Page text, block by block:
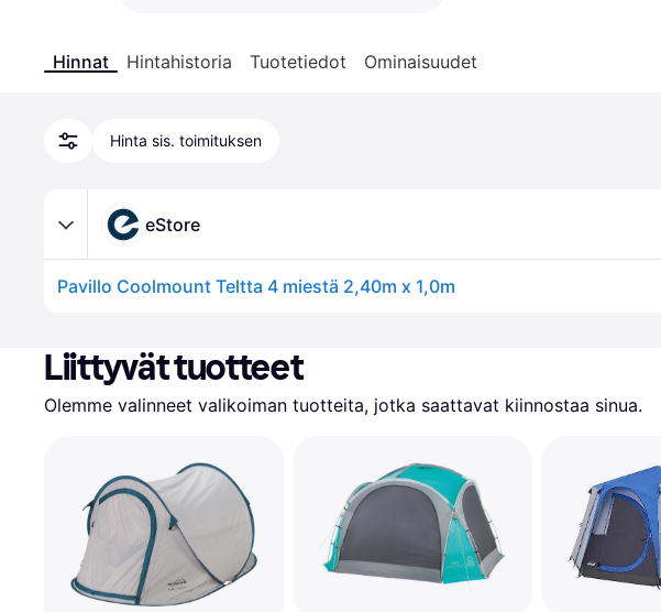
Hinnat Hintahistoria Tuotetiedot Ominaisuudet
Hinta sis. toimituksen
eStore
Pavillo Coolmount Teltta 4 miestä 2,40m x 1,0m
Liittyvät tuotteet
Olemme valinneet valikoiman tuotteita, jotka saattavat kiinnostaa sinua.